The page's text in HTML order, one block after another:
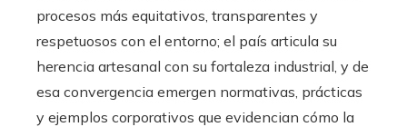
procesos más equitativos, transparentes y
respetuosos con el entorno; el país articula su
herencia artesanal con su fortaleza industrial, y de
esa convergencia emergen normativas, prácticas
y ejemplos corporativos que evidencian cómo la